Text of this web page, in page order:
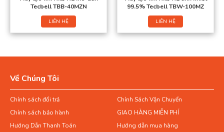
Tecbell TBB-40MZN
LIÊN HỆ
99.5% Tecbell TBW-100MZ
LIÊN HỆ
Về Chúng Tôi
Chính sách đổi trả
Chính Sách Vận Chuyển
Chính sách bảo hành
GIAO HÀNG MIỄN PHÍ
Hướng Dẫn Thanh Toán
Hướng dẫn mua hàng